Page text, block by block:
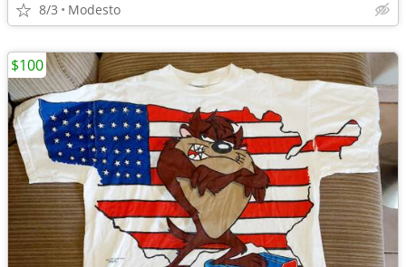
8/3 Modesto
$100